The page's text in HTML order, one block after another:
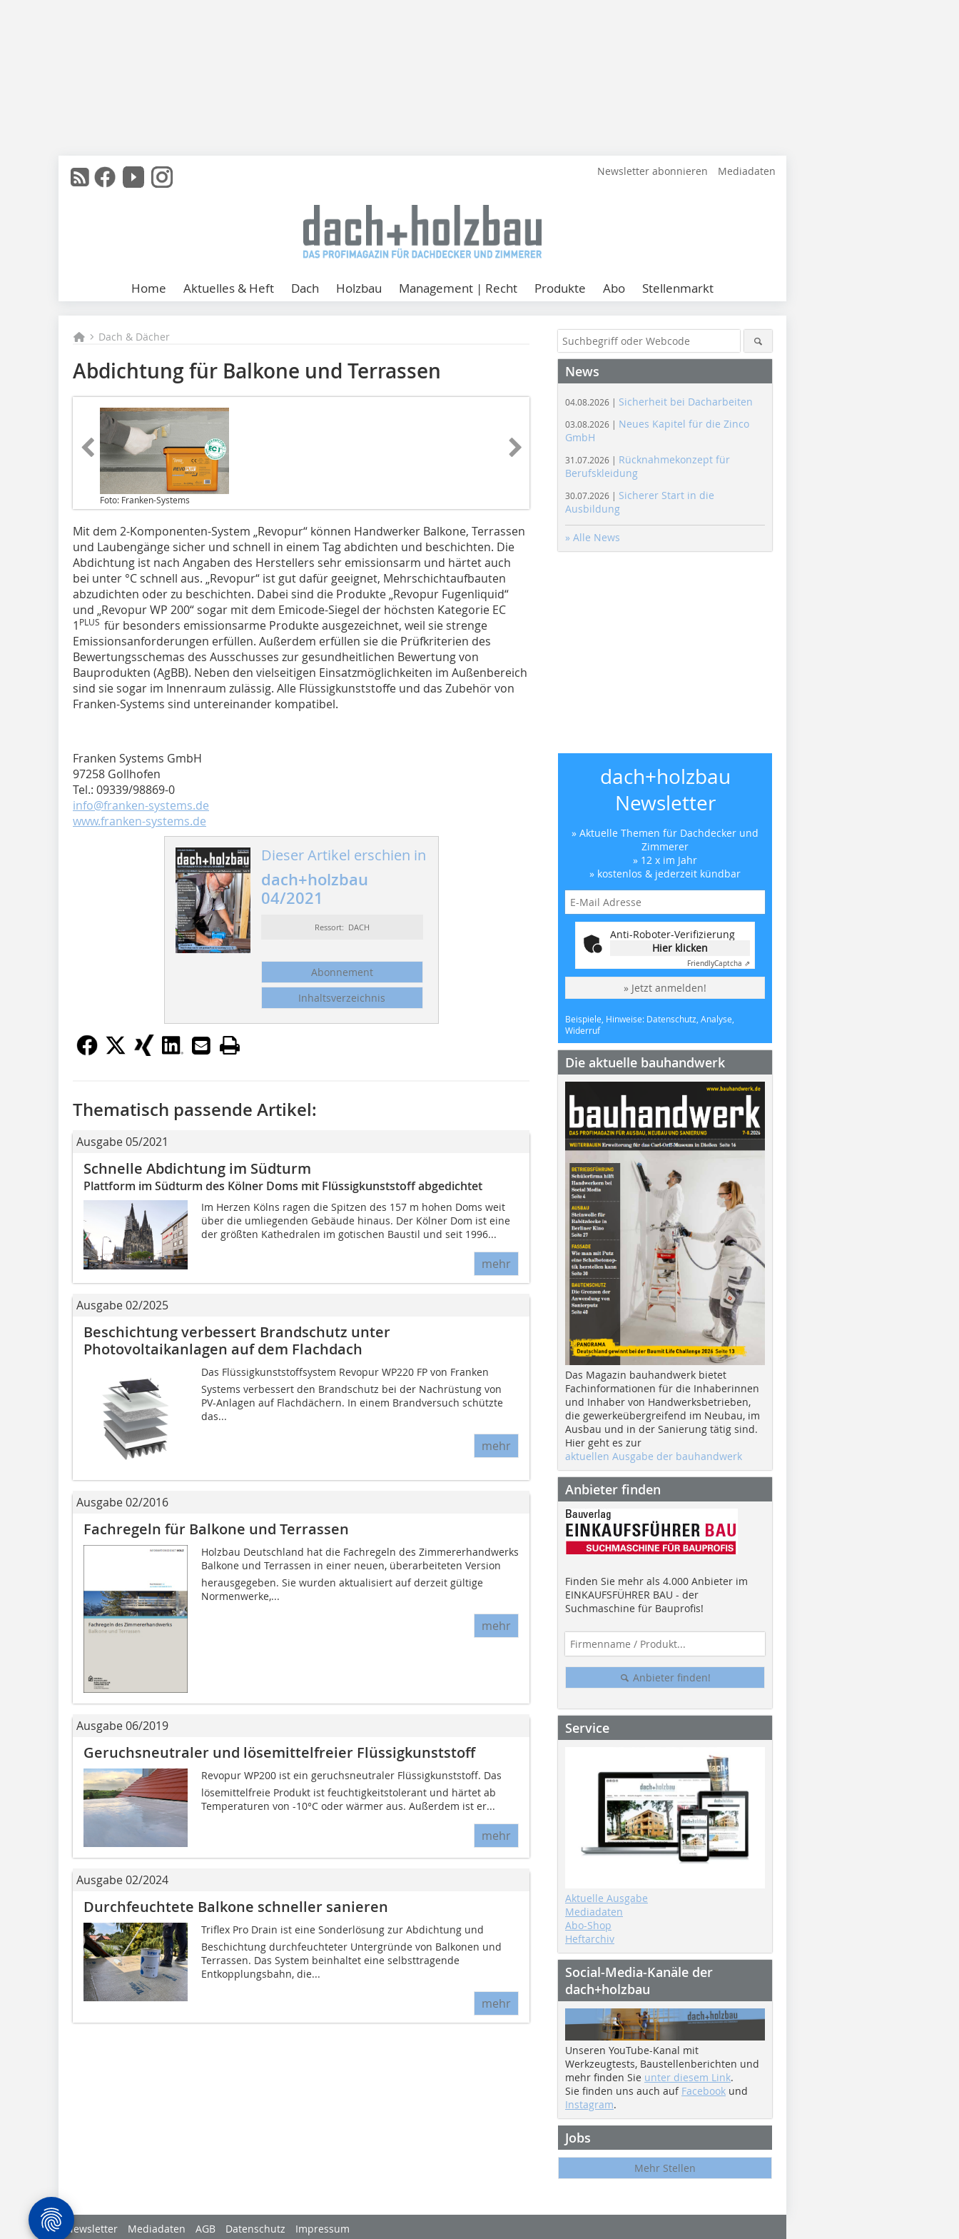
Newsletter abonnieren Mediadaten
Home Aktuelles & Heft Dach Holzbau Management | Recht Produkte Abo Stellenmarkt
Dach & Dächer
Abdichtung für Balkone und Terrassen
Foto: Franken-Systems
Mit dem 2-Komponenten-System „Revopur“ können Handwerker Balkone, Terrassen
und Laubengänge sicher und schnell in einem Tag abdichten und beschichten. Die
Abdichtung ist nach Angaben des Herstellers sehr emissionsarm und härtet auch
bei unter °C schnell aus. „Revopur“ ist gut dafür geeignet, Mehrschichtaufbauten
abzudichten oder zu beschichten. Dabei sind die Produkte „Revopur Fugenliquid“
und „Revopur WP 200“ sogar mit dem Emicode-Siegel der höchsten Kategorie EC
1 PLUS für besonders emissionsarme Produkte ausgezeichnet, weil sie strenge
Emissionsanforderungen erfüllen. Außerdem erfüllen sie die Prüfkriterien des
Bewertungsschemas des Ausschusses zur gesundheitlichen Bewertung von
Bauprodukten (AgBB). Neben den vielseitigen Einsatzmöglichkeiten im Außenbereich
sind sie sogar im Innenraum zulässig. Alle Flüssigkunststoffe und das Zubehör von
Franken-Systems sind untereinander kompatibel.
Franken Systems GmbH
97258 Gollhofen
Tel.: 09339/98869-0
info@franken-systems.de
www.franken-systems.de
Dieser Artikel erschien in
dach+holzbau
04/2021
Ressort: DACH
Abonnement
Inhaltsverzeichnis
Thematisch passende Artikel:
Ausgabe 05/2021
Schnelle Abdichtung im Südturm
Plattform im Südturm des Kölner Doms mit Flüssigkunststoff abgedichtet
Im Herzen Kölns ragen die Spitzen des 157 m hohen Doms weit
über die umliegenden Gebäude hinaus. Der Kölner Dom ist eine
der größten Kathedralen im gotischen Baustil und seit 1996...
mehr
Ausgabe 02/2025
Beschichtung verbessert Brandschutz unter
Photovoltaikanlagen auf dem Flachdach
Das Flüssigkunststoffsystem Revopur WP220 FP von Franken
Systems verbessert den Brandschutz bei der Nachrüstung von
PV-Anlagen auf Flachdächern. In einem Brandversuch schützte
das...
mehr
Ausgabe 02/2016
Fachregeln für Balkone und Terrassen
Holzbau Deutschland hat die Fachregeln des Zimmererhandwerks
Balkone und Terrassen in einer neuen, überarbeiteten Version
herausgegeben. Sie wurden aktualisiert auf derzeit gültige
Normenwerke,...
mehr
Ausgabe 06/2019
Geruchsneutraler und lösemittelfreier Flüssigkunststoff
Revopur WP200 ist ein geruchsneutraler Flüssigkunststoff. Das
lösemittelfreie Produkt ist feuchtigkeitstolerant und härtet ab
Temperaturen von -10°C oder wärmer aus. Außerdem ist er...
mehr
Ausgabe 02/2024
Durchfeuchtete Balkone schneller sanieren
Triflex Pro Drain ist eine Sonderlösung zur Abdichtung und
Beschichtung durchfeuchteter Untergründe von Balkonen und
Terrassen. Das System beinhaltet eine selbsttragende
Entkopplungsbahn, die...
mehr
News
04.08.2026 | Sicherheit bei Dacharbeiten
03.08.2026 | Neues Kapitel für die Zinco
GmbH
31.07.2026 | Rücknahmekonzept für
Berufskleidung
30.07.2026 | Sicherer Start in die
Ausbildung
» Alle News
dach+holzbau
Newsletter
» Aktuelle Themen für Dachdecker und
Zimmerer
» 12 x im Jahr
» kostenlos & jederzeit kündbar
Anti-Roboter-Verifizierung
Hier klicken
FriendlyCaptcha ⇗
» Jetzt anmelden!
Beispiele, Hinweise: Datenschutz, Analyse,
Widerruf
Die aktuelle bauhandwerk
Das Magazin bauhandwerk bietet
Fachinformationen für die Inhaberinnen
und Inhaber von Handwerksbetrieben,
die gewerkeübergreifend im Neubau, im
Ausbau und in der Sanierung tätig sind.
Hier geht es zur
aktuellen Ausgabe der bauhandwerk
Anbieter finden
Finden Sie mehr als 4.000 Anbieter im
EINKAUFSFÜHRER BAU - der
Suchmaschine für Bauprofis!
Anbieter finden!
Service
Aktuelle Ausgabe
Mediadaten
Abo-Shop
Heftarchiv
Social-Media-Kanäle der
dach+holzbau
Unseren YouTube-Kanal mit
Werkzeugtests, Baustellenberichten und
mehr finden Sie unter diesem Link.
Sie finden uns auch auf Facebook und
Instagram.
Jobs
Mehr Stellen
Newsletter Mediadaten AGB Datenschutz Impressum